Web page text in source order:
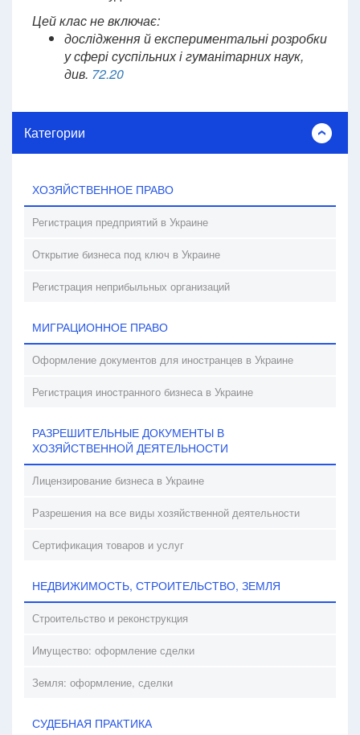
Цей клас не включає:
дослідження й експериментальні розробки
у сфері суспільних і гуманітарних наук,
див. 72.20
Категории
ХОЗЯЙСТВЕННОЕ ПРАВО
Регистрация предприятий в Украине
Открытие бизнеса под ключ в Украине
Регистрация неприбыльных организаций
МИГРАЦИОННОЕ ПРАВО
Оформление документов для иностранцев в Украине
Регистрация иностранного бизнеса в Украине
РАЗРЕШИТЕЛЬНЫЕ ДОКУМЕНТЫ В
ХОЗЯЙСТВЕННОЙ ДЕЯТЕЛЬНОСТИ
Лицензирование бизнеса в Украине
Разрешения на все виды хозяйственной деятельности
Сертификация товаров и услуг
НЕДВИЖИМОСТЬ, СТРОИТЕЛЬСТВО, ЗЕМЛЯ
Строительство и реконструкция
Имущество: оформление сделки
Земля: оформление, сделки
СУДЕБНАЯ ПРАКТИКА